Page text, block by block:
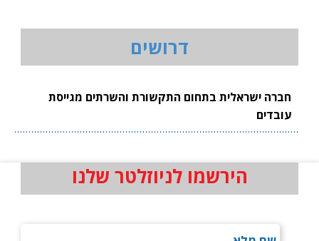
דרושים
חברה ישראלית בתחום התקשורת והשרתים מגייסת
עובדים
הירשמו לניוזלטר שלנו